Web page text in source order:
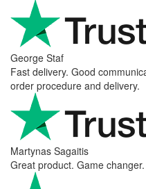
George Staf
Fast delivery. Good
order procedure and delivery.
Martynas Sagaitis
Great product. Game changer.